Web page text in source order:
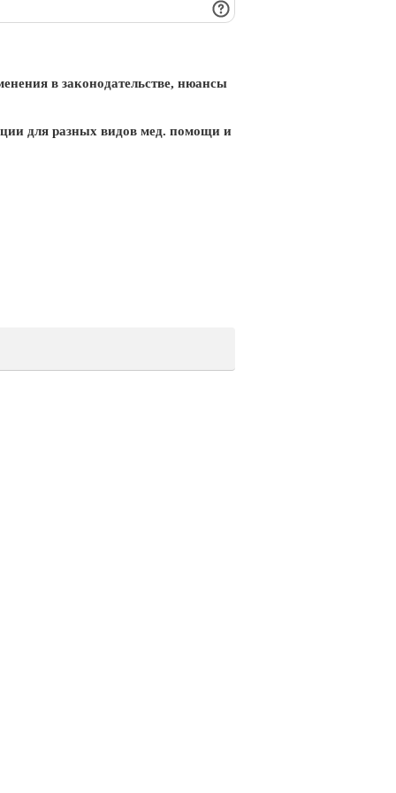
в законодательстве, нюансы
для разных видов мед. помощи и